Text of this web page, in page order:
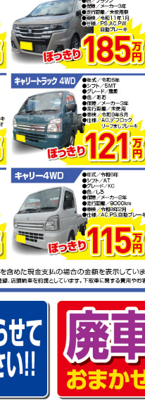
ススメ中古車情報を更新いたし
の大総力祭 開催! 3/20(金祝)〜
ータスのフェア開催! 10/1(火)
の大感謝祭 開催! 9/29(日)
の大総力祭 開催! 3/23(土)〜3/
ススメ中古車情報を更新いたし
タッドレスタイヤフェア! 10/
の大感謝祭 開催! 10/14(日)
ススメ中古車情報を更新いたし
ータス山形秋のキャンペーン
の大感謝祭 開催! 3/31(土)〜4/
古車情報を更新いたしました。
ータス山形春のキャンペーン
社WEBサイトを開設いたしま
古車情報を更新いたしました。